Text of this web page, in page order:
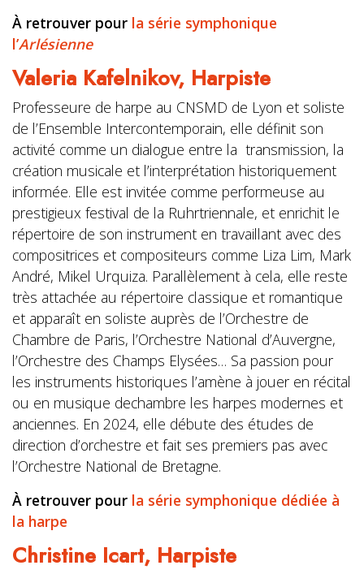
À retrouver pour la série symphonique
l’Arlésienne
Valeria Kafelnikov, Harpiste
Professeure de harpe au CNSMD de Lyon et soliste
de l’Ensemble Intercontemporain, elle définit son
activité comme un dialogue entre la transmission, la
création musicale et l’interprétation historiquement
informée. Elle est invitée comme performeuse au
prestigieux festival de la Ruhrtriennale, et enrichit le
répertoire de son instrument en travaillant avec des
compositrices et compositeurs comme Liza Lim, Mark
André, Mikel Urquiza. Parallèlement à cela, elle reste
très attachée au répertoire classique et romantique
et apparaît en soliste auprès de l’Orchestre de
Chambre de Paris, l’Orchestre National d’Auvergne,
l’Orchestre des Champs Elysées… Sa passion pour
les instruments historiques l’amène à jouer en récital
ou en musique dechambre les harpes modernes et
anciennes. En 2024, elle débute des études de
direction d’orchestre et fait ses premiers pas avec
l’Orchestre National de Bretagne.
À retrouver pour la série symphonique dédiée à
la harpe
Christine Icart, Harpiste